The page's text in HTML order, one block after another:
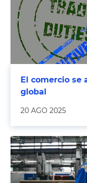
El comercio se
global
20 AGO 2025